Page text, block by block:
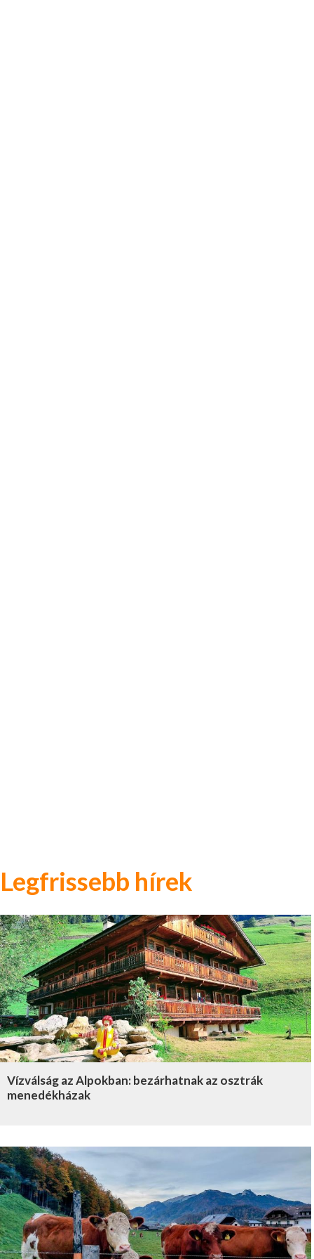
Legfrissebb hírek
Vízválság az Alpokban: bezárhatnak az osztrák
menedékházak